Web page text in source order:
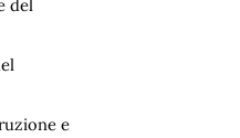
del
e